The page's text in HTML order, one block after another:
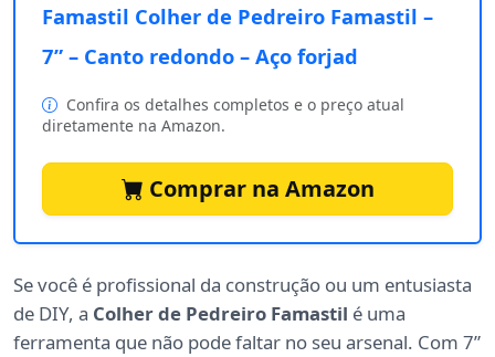
Famastil Colher de Pedreiro Famastil –
7” – Canto redondo – Aço forjad
Confira os detalhes completos e o preço atual
diretamente na Amazon.
Comprar na Amazon
Se você é profissional da construção ou um entusiasta
de DIY, a Colher de Pedreiro Famastil é uma
ferramenta que não pode faltar no seu arsenal. Com 7”